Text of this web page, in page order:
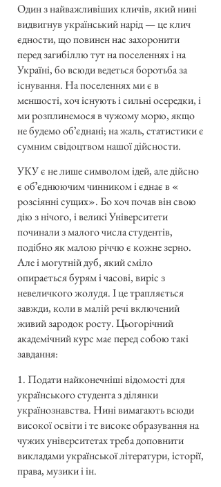
Один з найважливіших кличів, який нині
видвигнув український нарід — це клич
єдности, що повинен нас захоронити
перед загибіллю тут на поселеннях і на
Україні, бо всюди ведеться боротьба за
існування. На поселеннях ми є в
меншості, хоч існують і сильні осередки, і
ми розплинемося в чужому морю, якщо
не будемо обʼєднані; на жаль, статистики є
сумним свідоцтвом нашої дійсности.
УКУ є не лише символом ідей, але дійсно
є обʼєднюючим чинником і єднає в «
розсіянні сущих». Бо хоч почав він свою
дію з нічого, і великі Університети
починали з малого числа студентів,
подібно як малою річчю є кожне зерно.
Але і могутній дуб, який сміло
опирається бурям і часові, виріс з
невеличкого жолудя. І це трапляється
завжди, коли в малій речі включений
живий зародок росту. Цьогорічний
академічний курс має перед собою такі
завдання:
1. Подати найконечніші відомості для
українського студента з ділянки
українознавства. Нині вимагають всюди
високої освіти і те високе образування на
чужих університетах треба доповнити
викладами української літератури, історії,
права, музики і ін.